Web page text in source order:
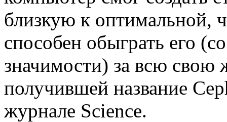
близкую к оптимальной,
способен обыграть его
значимости) за всю
получившей название
журнале Science.